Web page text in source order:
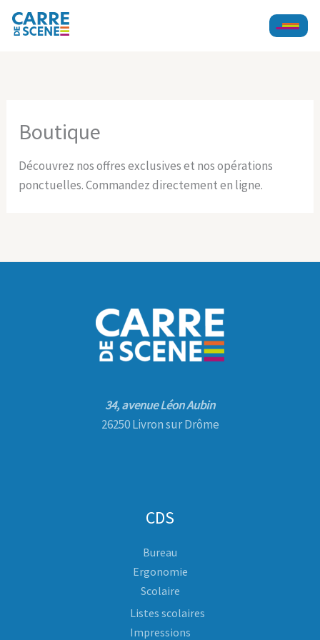
Aller
Boutique
Découvrez nos offres exclusives et nos opérations
ponctuelles. Commandez directement en ligne.
34, avenue Léon Aubin
26250 Livron sur Drôme
CDS
Bureau
Ergonomie
Scolaire
Listes scolaires
Impressions